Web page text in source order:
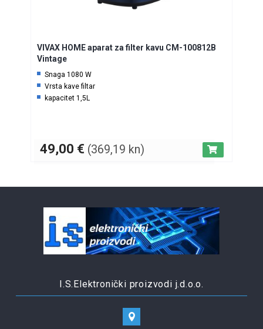
VIVAX HOME aparat za filter kavu CM-100812B
Vintage
Snaga 1080 W
Vrsta kave filtar
kapacitet 1,5L
49,00 € (369,19 kn)
I.S.Elektronički proizvodi j.d.o.o.